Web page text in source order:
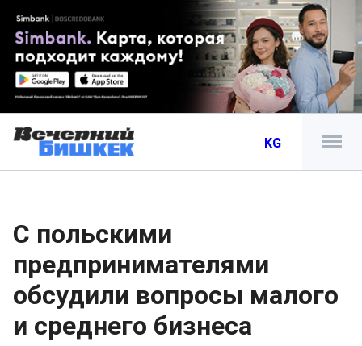
KG
С польскими
предпринимателями
обсудили вопросы малого
и среднего бизнеса